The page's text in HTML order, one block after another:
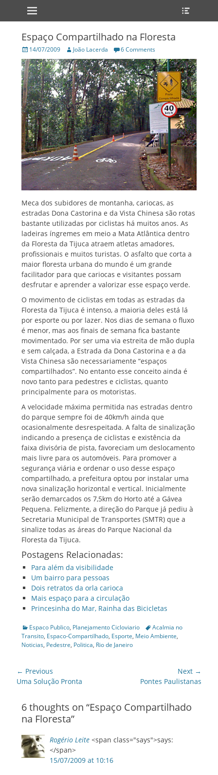
Primary Menu
Skip
Espaço Compartilhado na Floresta
Posted
on
14/07/2009 Author
João Lacerda 6 Comments
Meca dos subidores de montanha, cariocas, as
estradas Dona Castorina e da Vista Chinesa são rotas
bastante utilizadas por ciclistas há muitos anos. As
ladeiras íngremes em meio a Mata Atlântica dentro
da Floresta da Tijuca atraem atletas amadores,
profissionais e muitos turistas. O asfalto que corta a
maior floresta urbana do mundo é um grande
facilitador para que cariocas e visitantes possam
desfrutar e aprender a valorizar esse espaço verde.
O movimento de ciclistas em todas as estradas da
Floresta da Tijuca é intenso, a maioria deles está lá
por esporte ou por lazer. Nos dias de semana o fluxo
é menor, mas aos finais de semana fica bastante
movimentado. Por ser uma via estreita de mão dupla
e sem calçada, a Estrada da Dona Castorina e a da
Vista Chinesa são necessariamente “espaços
compartilhados”. No entanto esse conceito ainda é
novo tanto para pedestres e ciclistas, quanto
principalmente para os motoristas.
A velocidade máxima permitida nas estradas dentro
do parque sempre foi de 40km/h ainda que
ocasionalmente desrespeitada. A falta de sinalização
indicando a presença de ciclistas e existência da
faixa divisória de pista, favoreciam um deslocamento
mais livre para os automóveis. Para promover a
segurança viária e ordenar o uso desse espaço
compartilhado, a prefeitura optou por instalar uma
nova sinalização horizontal e vertical. Inicialmente
serão demarcados os 7,5km do Horto até a Gávea
Pequena. Felizmente, a direção do Parque já pediu à
Secretaria Municipal de Transportes (SMTR) que a
sinalize todas as áreas do Parque Nacional da
Floresta da Tijuca.
Postagens Relacionadas:
Para além da visibilidade
Um bairro para pessoas
Dois retratos da orla carioca
Mais espaço para a circulação
Princesinha do Mar, Rainha das Bicicletas
Categories
Espaco Publico, Planejamento Cicloviario TagsAcalmia no
Transito, Espaco-Compartilhado, Esporte, Meio Ambiente,
Noticias, Pedestre, Politica, Rio de Janeiro
Post
navigation
← Previous
Previous
Uma Solução Pronta
Next →
Pontes Paulistanas
6 thoughts on “Espaço Compartilhado
na Floresta”
Rogério Leite <span class="says">says:
</span>
15/07/2009 at 10:16